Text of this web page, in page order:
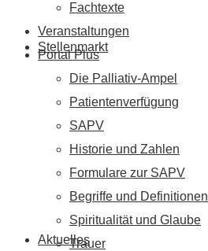
Stellenmarkt
Aktuelles
Fachtexte
Veranstaltungen
Portal Plus
Die Palliativ-Ampel
Patientenverfügung
SAPV
Historie und Zahlen
Formulare zur SAPV
Begriffe und Definitionen
Spiritualität und Glaube
Trauer